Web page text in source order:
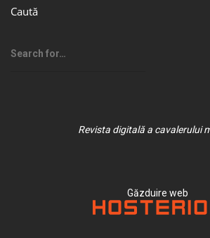
Caută
Revista digitală a cavalerului
Găzduire web